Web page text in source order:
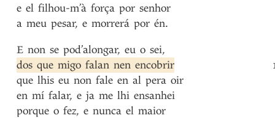
e el filhou-m’à força por senhor
a meu pesar, e morrerá por én.
E non se pod’alongar, eu o sei,
dos que migo falan nen encobrir
que lhis eu non fale en al pera oir
en mí falar, e ja me lhi ensanhei
porque o fez, e nunca el maior